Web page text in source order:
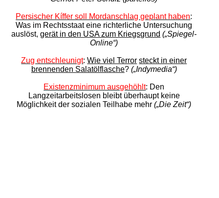
Persischer Kíffer soll Mordanschlag geplant haben:
Was im Rechtsstaat eine richterliche Untersuchung
auslöst,gerät in den USA zum Kriegsgrund („Spiegel-
Online“)
Zug entschleunigt:Wie viel Terror steckt in einer
brennenden Salatölflasche? („Indymedia“)
Existenzminimum ausgehöhlt: Den
Langzeitarbeitslosen bleibt überhaupt keine
Möglichkeit der sozialen Teilhabe mehr(„Die Zeit“)